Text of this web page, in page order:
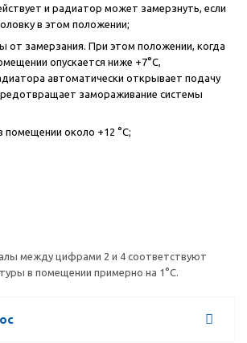
и радиатор может замерзнуть, если
в этом положении;
от замерзания. При этом положении, когда
опускается ниже +7°С,
автоматически открывает подачу
замораживание системы
помещении около +12 °С;
между цифрами 2 и 4 соответствуют
в помещении примерно на 1°С.